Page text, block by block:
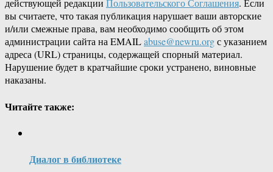
действующей редакции Пользовательского Соглашения. Если
вы считаете, что такая публикация нарушает ваши авторские
и/или смежные права, вам необходимо сообщить об этом
администрации сайта на EMAILabuse@newru.orgс указанием
адреса (URL) страницы, содержащей спорный материал.
Нарушение будет в кратчайшие сроки устранено, виновные
наказаны.
Читайте также:
Диалог в библиотеке